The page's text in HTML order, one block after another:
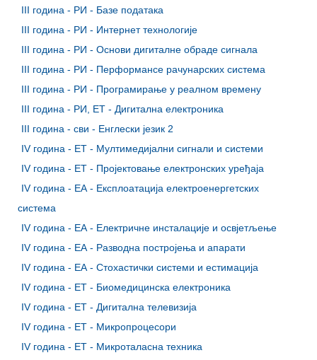
III година - РИ - Базе података
III година - РИ - Интернет технологије
III година - РИ - Основи дигиталне обраде сигнала
III година - РИ - Перформансе рачунарских система
III година - РИ - Програмирање у реалном времену
III година - РИ, ЕТ - Дигитална електроника
III година - сви - Енглески језик 2
IV година - ET - Мултимедијални сигнали и системи
IV година - ET - Пројектовање електронских уређаја
IV година - ЕА - Експлоатација електроенергетских
система
IV година - ЕА - Електричне инсталације и освјетљење
IV година - ЕА - Разводна постројења и апарати
IV година - ЕА - Стохастички системи и естимација
IV година - ЕТ - Биомедицинска електроника
IV година - ЕТ - Дигитална телевизија
IV година - ЕТ - Микропроцесори
IV година - ЕТ - Микроталасна техника